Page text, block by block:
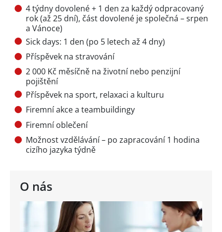
O nás
4 týdny dovolené + 1 den za každý odpracovaný
rok (až 25 dní), část dovolené je společná – srpen
a Vánoce)
Sick days: 1 den (po 5 letech až 4 dny)
Příspěvek na stravování
2 000 Kč měsíčně na životní nebo penzijní
pojištění
Příspěvek na sport, relaxaci a kulturu
Firemní akce a teambuildingy
Firemní oblečení
Možnost vzdělávání – po zapracování 1 hodina
cizího jazyka týdně